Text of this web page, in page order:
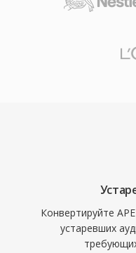
Конвертируйте
устаревших